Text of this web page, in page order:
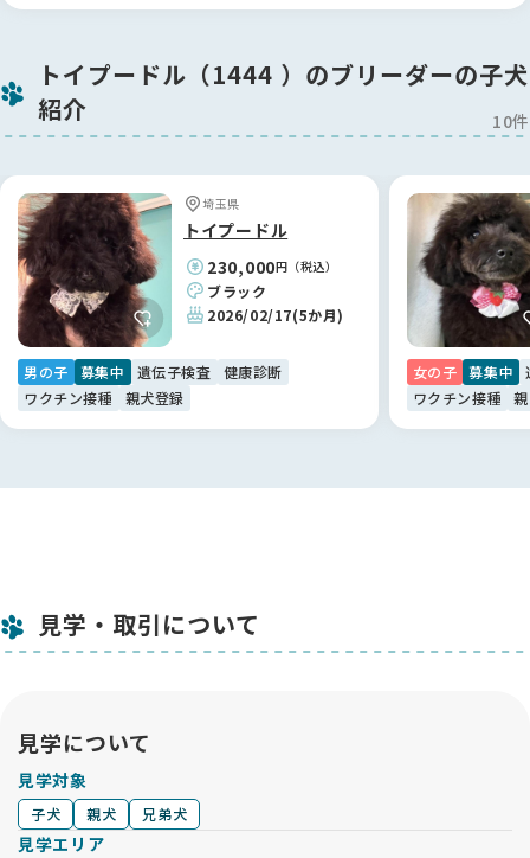
っかりと汲み取ってくださり、「江里川さんの元で育った子な
今回はこちらの希望に沿って丁寧にご提案をいただき、本当に
感謝しております。
江里川ブリーダーに出会えて、心から良かったと思っていま
す！🐶
【BreederFamiliesへ】
色々なサイトを見て回りましたが、こちらのBreederFamilies
は情報の透明性が高く、非常に信頼できるサイトだと感じまし
た。
おかげさまで、江里川ブリーダーのような素敵な専門家と繋が
ることができ、納得のいく形で新しい家族探しができていま
す。
ありがとうございました。😊
トイプードル（1444 ）のブリーダーの子犬
紹介
10件
埼玉県
トイプードル
230,000円（税込）
ブラック
2026/02/17(5か月)
男の子 募集中 遺伝子検査
健康診断
ワクチン接種
親犬登録
女の子 募集中
ワクチン接種
見学・取引について
見学について
見学対象
子犬 親犬 兄弟犬
見学エリア